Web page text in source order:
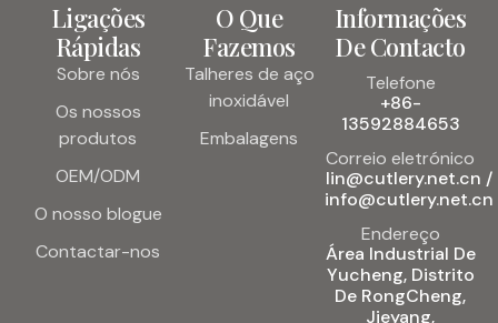
Ligações
Rápidas
Sobre nós
Os nossos
produtos
OEM/ODM
O nosso blogue
Contactar-nos
O Que
Fazemos
Talheres de aço
inoxidável
Embalagens
Informações
De Contacto
Telefone
+86-
13592884653
Correio eletrónico
lin@cutlery.net.cn /
info@cutlery.net.cn
Endereço
Área Industrial De
Yucheng, Distrito
De RongCheng,
Jieyang,